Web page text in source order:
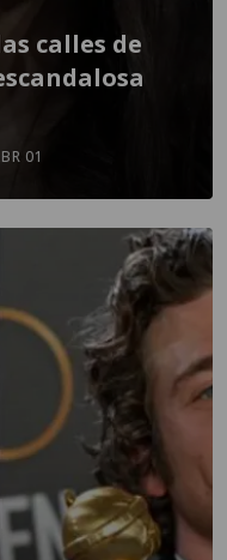
calles de
01